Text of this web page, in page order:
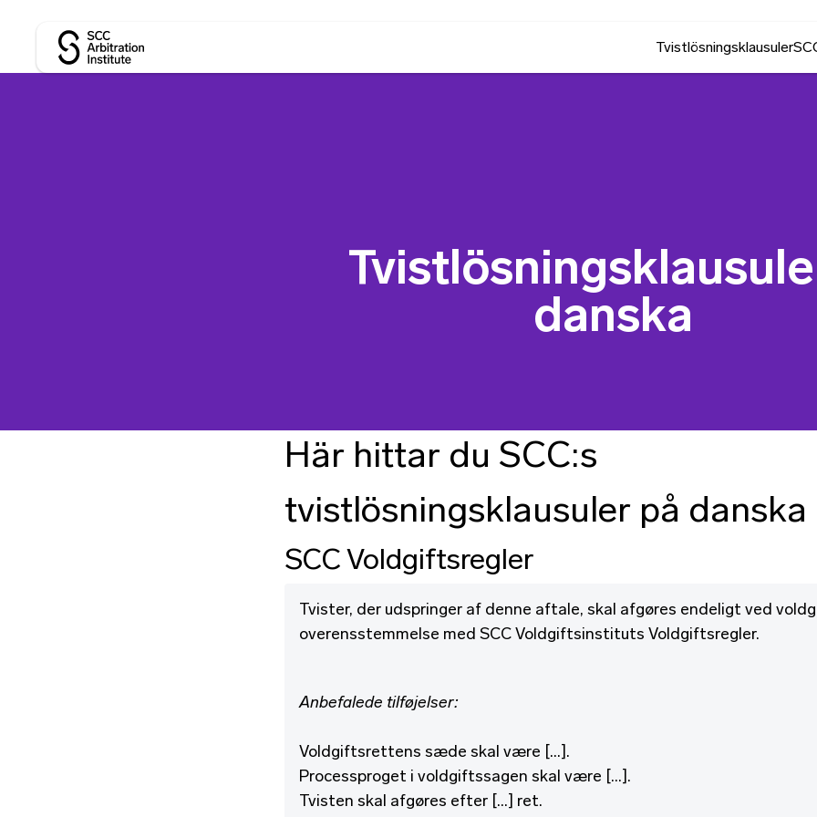
SCC Arbitration Institute Tvistlösningsklausuler
danska
Här hittar du SCC:s
tvistlösningsklausuler på danska
SCC Voldgiftsregler
Tvister, der udspringer af denne aftale, skal afgøres endeligt ved
overensstemmelse med SCC Voldgiftsinstituts Voldgiftsregler.
Anbefalede tilføjelser:
Voldgiftsrettens sæde skal være […].
Processproget i voldgiftssagen skal være […].
Tvisten skal afgøres efter […] ret.